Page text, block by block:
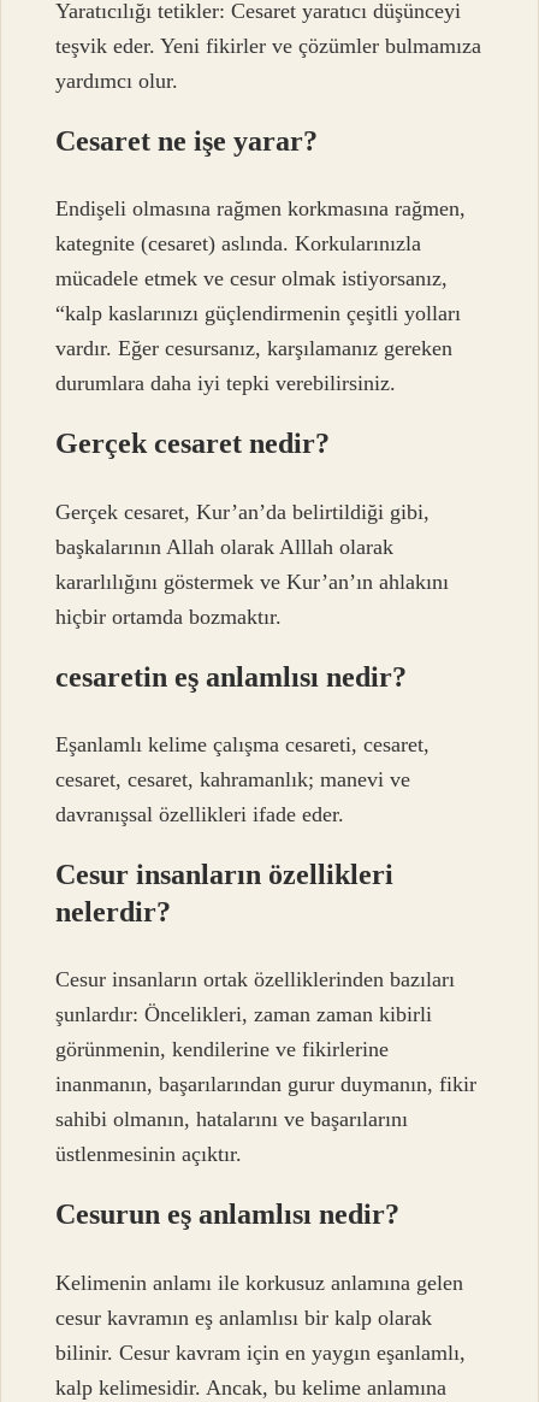
Yaratıcılığı tetikler: Cesaret yaratıcı düşünceyi
teşvik eder. Yeni fikirler ve çözümler bulmamıza
yardımcı olur.
Cesaret ne işe yarar?
Endişeli olmasına rağmen korkmasına rağmen,
kategnite (cesaret) aslında. Korkularınızla
mücadele etmek ve cesur olmak istiyorsanız,
“kalp kaslarınızı güçlendirmenin çeşitli yolları
vardır. Eğer cesursanız, karşılamanız gereken
durumlara daha iyi tepki verebilirsiniz.
Gerçek cesaret nedir?
Gerçek cesaret, Kur’an’da belirtildiği gibi,
başkalarının Allah olarak Alllah olarak
kararlılığını göstermek ve Kur’an’ın ahlakını
hiçbir ortamda bozmaktır.
cesaretin eş anlamlısı nedir?
Eşanlamlı kelime çalışma cesareti, cesaret,
cesaret, cesaret, kahramanlık; manevi ve
davranışsal özellikleri ifade eder.
Cesur insanların özellikleri
nelerdir?
Cesur insanların ortak özelliklerinden bazıları
şunlardır: Öncelikleri, zaman zaman kibirli
görünmenin, kendilerine ve fikirlerine
inanmanın, başarılarından gurur duymanın, fikir
sahibi olmanın, hatalarını ve başarılarını
üstlenmesinin açıktır.
Cesurun eş anlamlısı nedir?
Kelimenin anlamı ile korkusuz anlamına gelen
cesur kavramın eş anlamlısı bir kalp olarak
bilinir. Cesur kavram için en yaygın eşanlamlı,
kalp kelimesidir. Ancak, bu kelime anlamına